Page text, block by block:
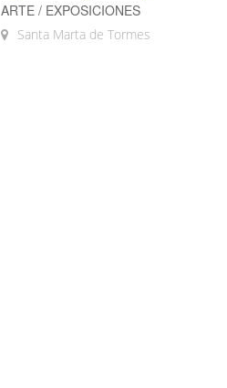
ARTE / EXPOSICIONES
Santa Marta de Tormes